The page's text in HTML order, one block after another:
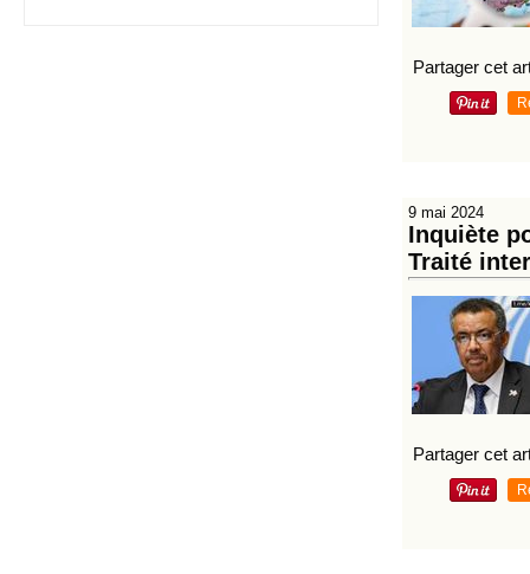
Partager cet
9 mai 2024
Inquiète
Traité
Partager cet